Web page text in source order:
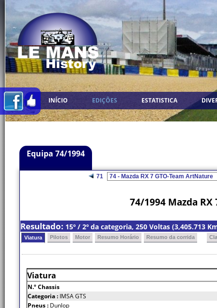
INÍCIO EDIÇÕES ESTATISTICA
Equipa 74/1994
71
74/1994 Mazda
Resultado: 15º / 2º da categoria, 250 Voltas (3,405.713
Viatura Pilotos Motor Resumo Horário Resumo da corrida
Viatura
N.º Chassis
Categoria : IMSA GTS
Pneus : Dunlop